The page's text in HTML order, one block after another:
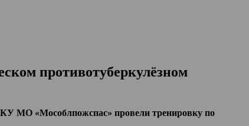
противотуберкулёзном
МО «Мособлпожспас» провели тренировку по